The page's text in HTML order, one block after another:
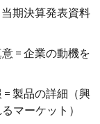
期決算発表資料
= 企業の動機を
製品の詳細（興
マーケット）